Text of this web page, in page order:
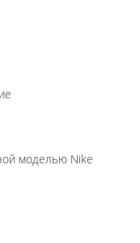
моделью Nike